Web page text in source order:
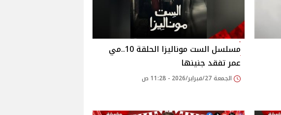
مسلسل الست موناليزا الحلقة 10..مي
عمر تفقد جنينها
الجمعة 27/فبراير/2026 - 11:28 ص